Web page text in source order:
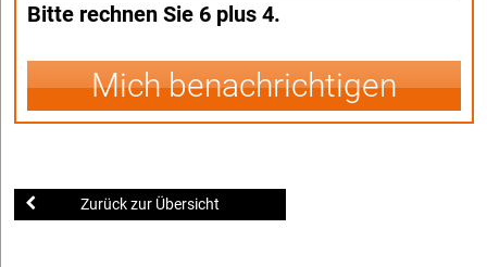
Bitte rechnen Sie 6 plus 4.
Mich benachrichtigen
Zurück zur Übersicht